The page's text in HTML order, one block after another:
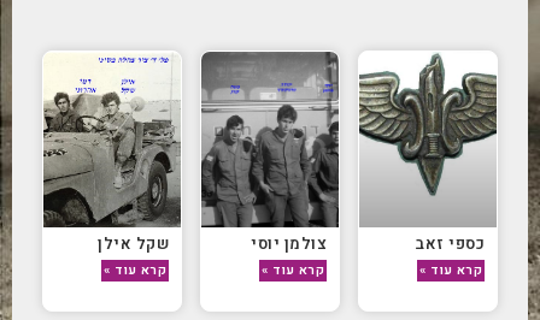
כספי זאב
קרא עוד »
צולמן יוסי
קרא עוד »
שקל אילן
קרא עוד »